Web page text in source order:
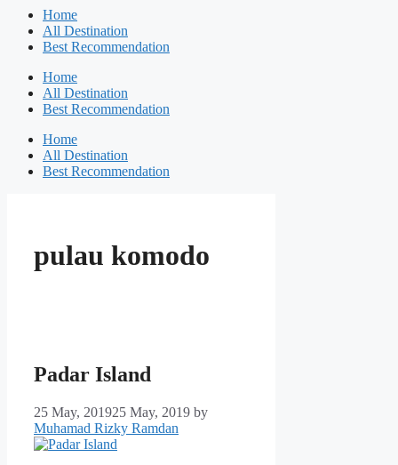
Home
All Destination
Best Recommendation
Home
All Destination
Best Recommendation
Home
All Destination
Best Recommendation
pulau komodo
Padar Island
25 May, 201925 May, 2019 by
Muhamad Rizky Ramdan